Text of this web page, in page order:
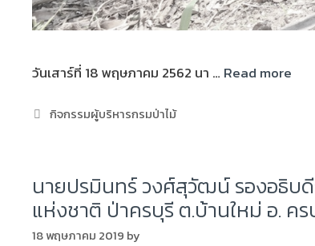
วันเสาร์ที่ 18 พฤษภาคม 2562 นา …Read more
กิจกรรมผู้บริหารกรมป่าไม้
นายปรมินทร์ วงศ์สุวัฒน์ รองอธิบดี
แห่งชาติ ป่าครบุรี ต.บ้านใหม่ อ. ค
18 พฤษภาคม 2019 by